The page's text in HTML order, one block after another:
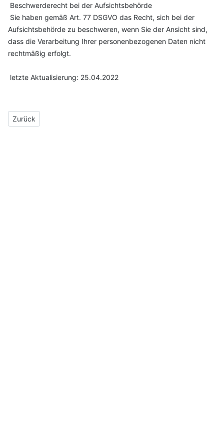
Beschwerderecht bei der Aufsichtsbehörde
Sie haben gemäß Art. 77 DSGVO das Recht, sich bei der
Aufsichtsbehörde zu beschweren, wenn Sie der Ansicht sind,
dass die Verarbeitung Ihrer personenbezogenen Daten nicht
rechtmäßig erfolgt.
letzte Aktualisierung: 25.04.2022
Vorheriger Beitrag: Impressum
Zurück